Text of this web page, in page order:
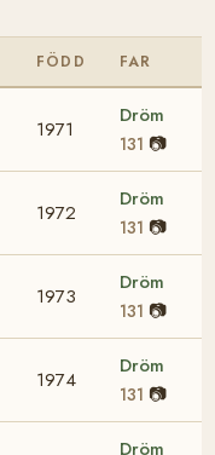
FÖDD FAR
1971
Dröm
131 📷
1972
Dröm
131 📷
1973
Dröm
131 📷
1974
Dröm
131 📷
Dröm